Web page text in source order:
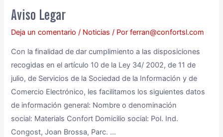
Aviso Legar
Deja un comentario / Noticias / Porferran@confortsl.com
Con la finalidad de dar cumplimiento a las disposiciones
recogidas en el artículo 10 de la Ley 34/ 2002, de 11 de
julio, de Servicios de la Sociedad de la Información y de
Comercio Electrónico, les facilitamos los siguientes datos
de información general: Nombre o denominación
social: Materials Confort Domicilio social: Pol. Ind.
Congost, Joan Brossa, Parc. …